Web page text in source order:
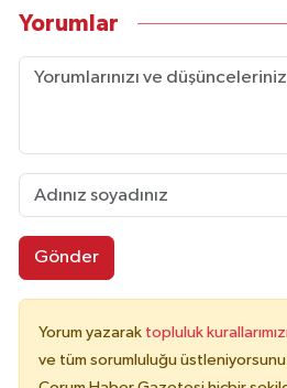
Yorumlar
Gönder
Yorum yazarak topluluk
ve tüm sorumluluğu